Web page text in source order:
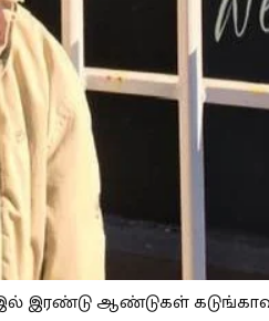
இரண்டு ஆண்டுகள்